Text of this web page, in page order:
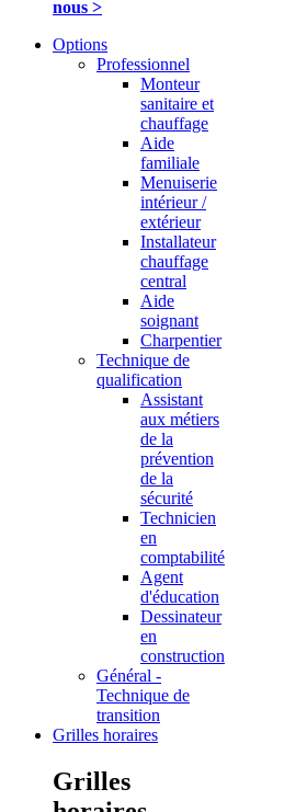
nous >
Options
Professionnel
Monteur
sanitaire et
chauffage
Aide
familiale
Menuiserie
intérieur /
extérieur
Installateur
chauffage
central
Aide
soignant
Charpentier
Technique de
qualification
Assistant
aux métiers
de la
prévention
de la
sécurité
Technicien
en
comptabilité
Agent
d'éducation
Dessinateur
en
construction
Général -
Technique de
transition
Grilles horaires
Grilles